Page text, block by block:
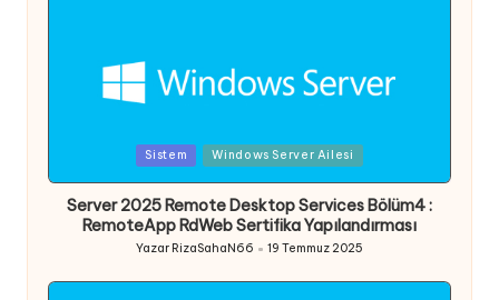
Sistem Windows Server Ailesi
Server 2025 Remote Desktop Services Bölüm4 :
RemoteApp RdWeb Sertifika Yapılandırması
Yazar RizaSahaN66 19 Temmuz 2025